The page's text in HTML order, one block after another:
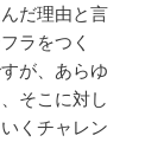
だ理由と言
ラをつく
が、あらゆ
そこに対し
くチャレン